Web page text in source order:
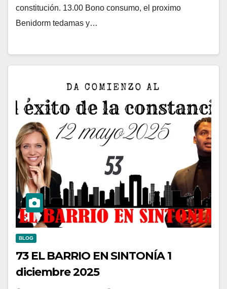
constitución. 13.00 Bono consumo, el proximo
Benidorm tedamas y…
BLOG
73 EL BARRIO EN SINTONÍA 1
diciembre 2025